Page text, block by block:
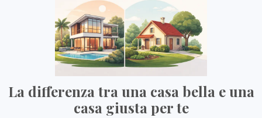
La differenza tra una casa bella e una
casa giusta per te